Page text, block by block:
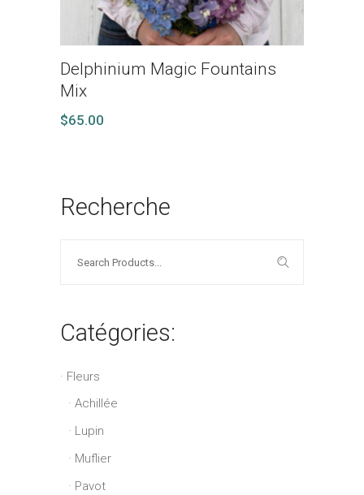
Delphinium Magic Fountains
Mix
$65.00
Recherche
Catégories:
Fleurs
Achillée
Lupin
Muflier
Pavot